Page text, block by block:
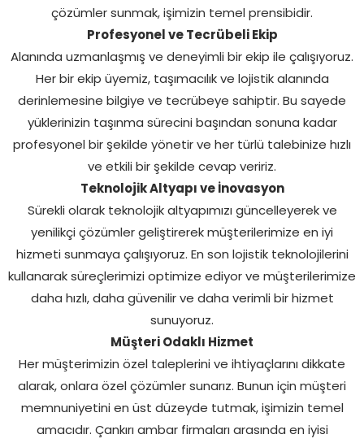
çözümler sunmak, işimizin temel prensibidir.
Profesyonel ve Tecrübeli Ekip
Alanında uzmanlaşmış ve deneyimli bir ekip ile çalışıyoruz.
Her bir ekip üyemiz, taşımacılık ve lojistik alanında
derinlemesine bilgiye ve tecrübeye sahiptir. Bu sayede
yüklerinizin taşınma sürecini başından sonuna kadar
profesyonel bir şekilde yönetir ve her türlü talebinize hızlı
ve etkili bir şekilde cevap veririz.
Teknolojik Altyapı ve İnovasyon
Sürekli olarak teknolojik altyapımızı güncelleyerek ve
yenilikçi çözümler geliştirerek müşterilerimize en iyi
hizmeti sunmaya çalışıyoruz. En son lojistik teknolojilerini
kullanarak süreçlerimizi optimize ediyor ve müşterilerimize
daha hızlı, daha güvenilir ve daha verimli bir hizmet
sunuyoruz.
Müşteri Odaklı Hizmet
Her müşterimizin özel taleplerini ve ihtiyaçlarını dikkate
alarak, onlara özel çözümler sunarız. Bunun için müşteri
memnuniyetini en üst düzeyde tutmak, işimizin temel
amacıdır. Çankırı ambar firmaları arasında en iyisi